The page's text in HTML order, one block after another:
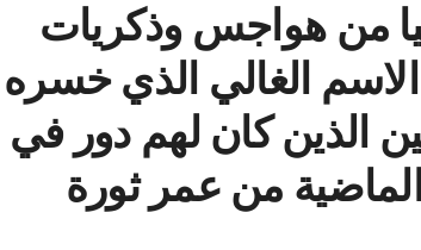
من هواجس وذكريات
الغالي الذي خسره
الذين كان لهم دور في
من عمر ثورة